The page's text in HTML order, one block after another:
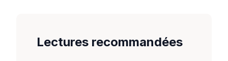
Lectures recommandées